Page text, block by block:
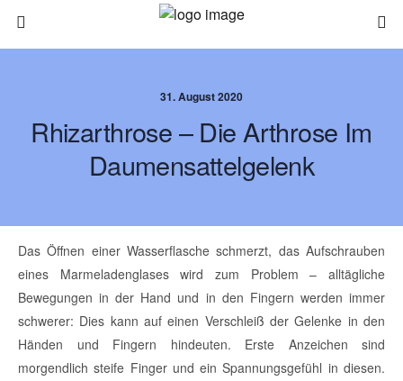
31. August 2020
Rhizarthrose – Die Arthrose Im
Daumensattelgelenk
Das Öffnen einer Wasserflasche schmerzt, das Aufschrauben
eines Marmeladenglases wird zum Problem – alltägliche
Bewegungen in der Hand und in den Fingern werden immer
schwerer: Dies kann auf einen Verschleiß der Gelenke in den
Händen und Fingern hindeuten. Erste Anzeichen sind
morgendlich steife Finger und ein Spannungsgefühl in diesen.